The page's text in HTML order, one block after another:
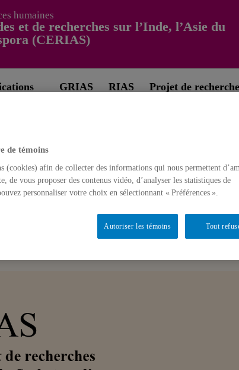
humaines
et de recherches sur l’Inde, l’Asie du
(CERIAS)
GRIAS RIAS Projet de
Partenaires
de témoins
(cookies) afin de collecter des informations qui nous permettent
de vous proposer des contenus vidéo, d’analyser les statistiques de
personnaliser votre choix en sélectionnant « Préférences ».
Tout
Autoriser les témoins